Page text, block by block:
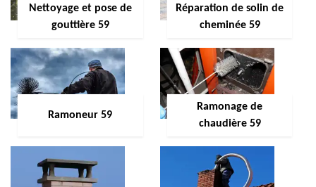
Nettoyage et pose de
gouttière 59
Réparation de solin de
cheminée 59
Ramoneur 59
Ramonage de
chaudière 59